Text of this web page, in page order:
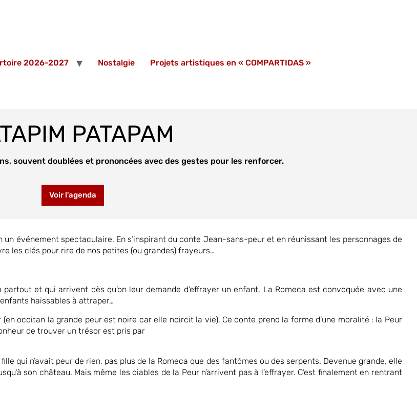
2026-2027 Nostalgie
Projets artistiques en « COMPARTIDAS »
PATAPAM
souvent doublées et prononcées avec des gestes pour les renforcer.
Voir l'agenda
un événement spectaculaire. En s’inspirant du conte Jean-sans-peur et en réunissant les personnages de
les clés pour rire de nos petites (ou grandes) frayeurs…
et qui arrivent dès qu’on leur demande d’effrayer un enfant. La Romeca est convoquée avec une
haïssables à attraper…
occitan la grande peur est noire car elle noircit la vie). Ce conte prend la forme d’une moralité : la Peur
de trouver un trésor est pris par
qui n’avait peur de rien, pas plus de la Romeca que des fantômes ou des serpents. Devenue grande, elle
son château. Mais même les diables de la Peur n’arrivent pas à l’effrayer. C’est finalement en rentrant